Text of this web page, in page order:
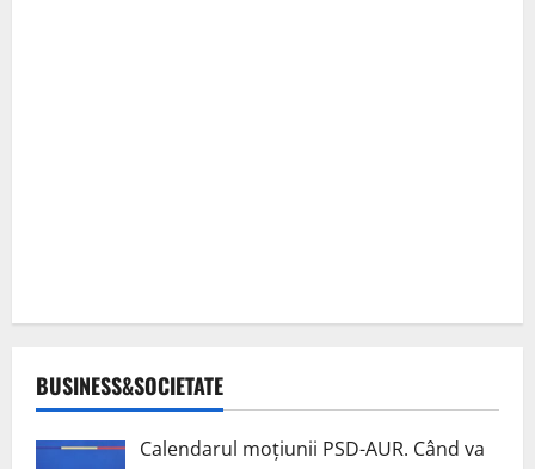
BUSINESS&SOCIETATE
Calendarul moțiunii PSD-AUR. Când va